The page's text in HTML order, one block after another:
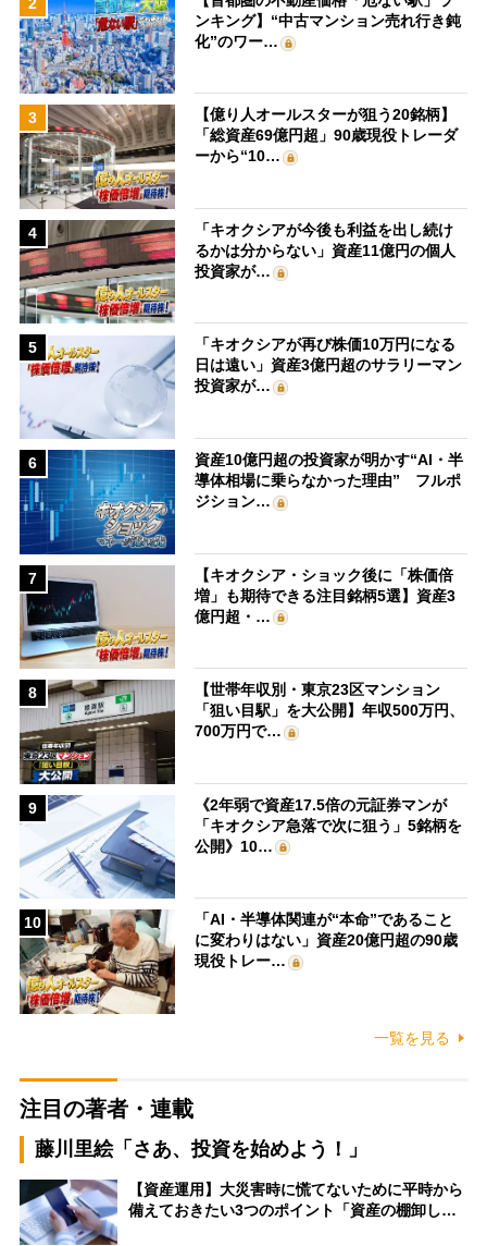
ンキング】“中古マンション売れ行き鈍
化”のワー…
3
【億り人オールスターが狙う20銘柄】
「総資産69億円超」90歳現役トレーダ
ーから“10…
4
「キオクシアが今後も利益を出し続け
るかは分からない」資産11億円の個人
投資家が…
5
「キオクシアが再び株価10万円になる
日は遠い」資産3億円超のサラリーマン
投資家が…
6
資産10億円超の投資家が明かす“AI・半
導体相場に乗らなかった理由” フルポ
ジション…
7
【キオクシア・ショック後に「株価倍
増」も期待できる注目銘柄5選】資産3
億円超・…
8
【世帯年収別・東京23区マンション
「狙い目駅」を大公開】年収500万円、
700万円で…
9
《2年弱で資産17.5倍の元証券マンが
「キオクシア急落で次に狙う」5銘柄を
公開》10…
10
「AI・半導体関連が“本命”であること
に変わりはない」資産20億円超の90歳
現役トレー…
一覧を見る
注目の著者・連載
藤川里絵「さあ、投資を始めよう！」
【資産運用】大災害時に慌てないために平時から
備えておきたい3つのポイント「資産の棚卸し…